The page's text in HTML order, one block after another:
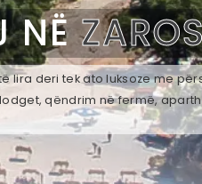
NË
lira deri tek ato luksoze me
qëndrim në fermë,